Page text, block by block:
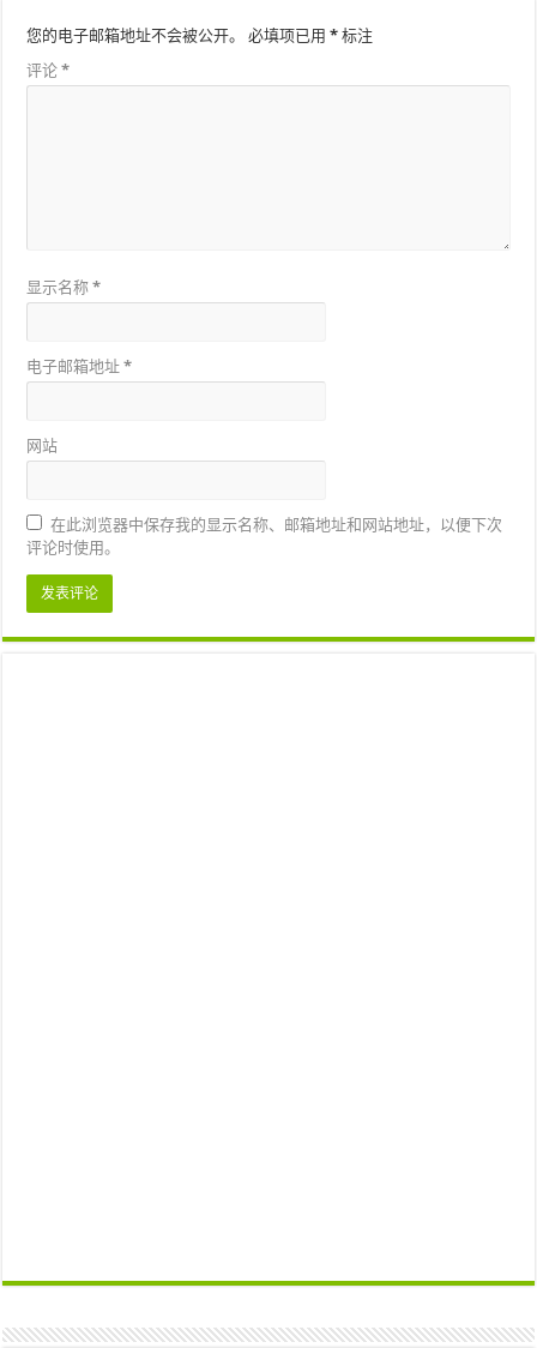
您的电子邮箱地址不会被公开。 必填项已用* 标注
评论*
显示名称*
电子邮箱地址*
网站
在此浏览器中保存我的显示名称、邮箱地址和网站地址，以便下次
评论时使用。